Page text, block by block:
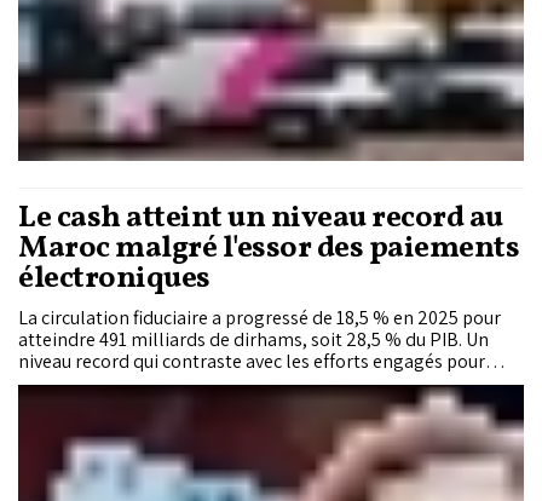
Le cash atteint un niveau record au
Maroc malgré l'essor des paiements
électroniques
La circulation fiduciaire a progressé de 18,5 % en 2025 pour
atteindre 491 milliards de dirhams, soit 28,5 % du PIB. Un
niveau record qui contraste avec les efforts engagés pour
développer les paiements électroniques. Dans son rapport
annuel, Bank Al-Maghrib analyse les raisons de cette
progression et identifie plusieurs leviers pour réduire la
dépendance au cash.